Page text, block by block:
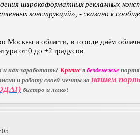
широкоформатных рекламных
конструкций», - сказано в
Москвы и области, в городе днём
от 0 до +2 градусов.
и как заработать? Кризис и безденежье
и работу своей мечты на нашем
быстро и легко!